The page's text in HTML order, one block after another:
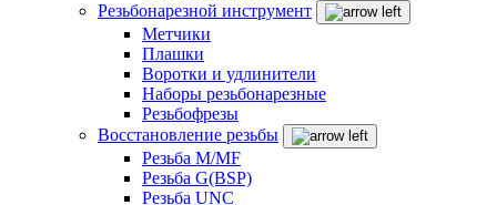
Резьбонарезной инструмент
Метчики
Плашки
Воротки и удлинители
Наборы резьбонарезные
Резьбофрезы
Восстановление резьбы
Резьба M/MF
Резьба G(BSP)
Резьба UNC